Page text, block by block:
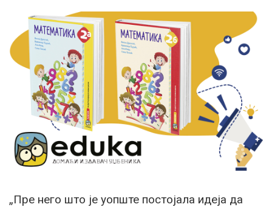
„Пре него што је уопште постојала идеја да